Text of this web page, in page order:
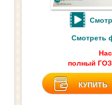
Смотреть
полный
КУПИТЬ